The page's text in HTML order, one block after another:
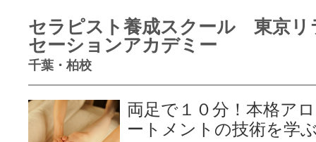
セラピスト養成スクール 東京リ
セーションアカデミー
千葉・柏校
両足で１０分！本格ア
ートメントの技術を学